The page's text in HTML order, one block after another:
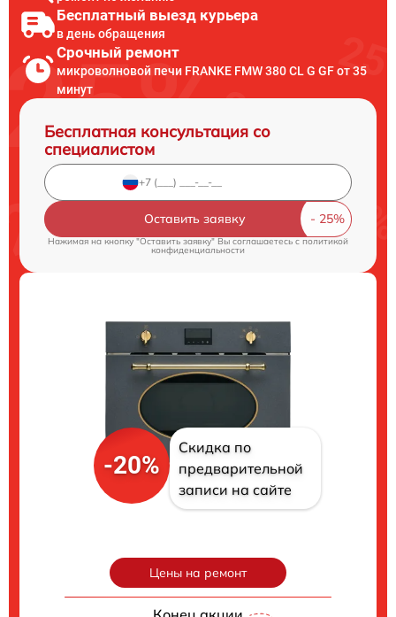
Бесплатный выезд курьера
в день обращения
Срочный ремонт
микроволновой печи FRANKE FMW 380 CL G GF от 35
минут
Бесплатная консультация со
специалистом
Оставить заявку
Нажимая на кнопку "Оставить заявку" Вы соглашаетесь cполитикой
конфиденциальности
-20%
Скидка по
предварительной
записи на сайте
Цены на ремонт